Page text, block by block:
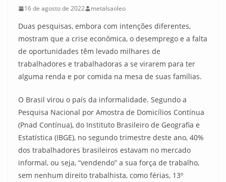
16 de agosto de 2022 metalsaoleo
Duas pesquisas, embora com intenções diferentes,
mostram que a crise econômica, o desemprego e a falta
de oportunidades têm levado milhares de
trabalhadores e trabalhadoras a se virarem para ter
alguma renda e por comida na mesa de suas famílias.
O Brasil virou o país da informalidade. Segundo a
Pesquisa Nacional por Amostra de Domicílios Contínua
(Pnad Contínua), do Instituto Brasileiro de Geografia e
Estatística (IBGE), no segundo trimestre deste ano, 40%
dos trabalhadores brasileiros estavam no mercado
informal, ou seja, “vendendo” a sua força de trabalho,
sem nenhum direito trabalhista, como férias, 13º